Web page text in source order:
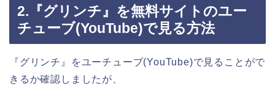
2.『グリンチ』を無料サイトのユー
チューブ(YouTube)で見る方法
『グリンチ』をユーチューブ(YouTube)で見ることがで
きるか確認しましたが、